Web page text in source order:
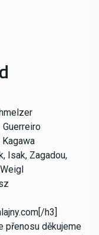
Guerreiro
Isak, Zagadou,
h3]
přenosu děkujeme